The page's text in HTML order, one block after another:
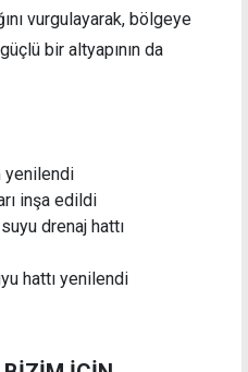
vurgulayarak, bölgeye
bir altyapının da
yenilendi
inşa edildi
drenaj hattı
hattı yenilendi